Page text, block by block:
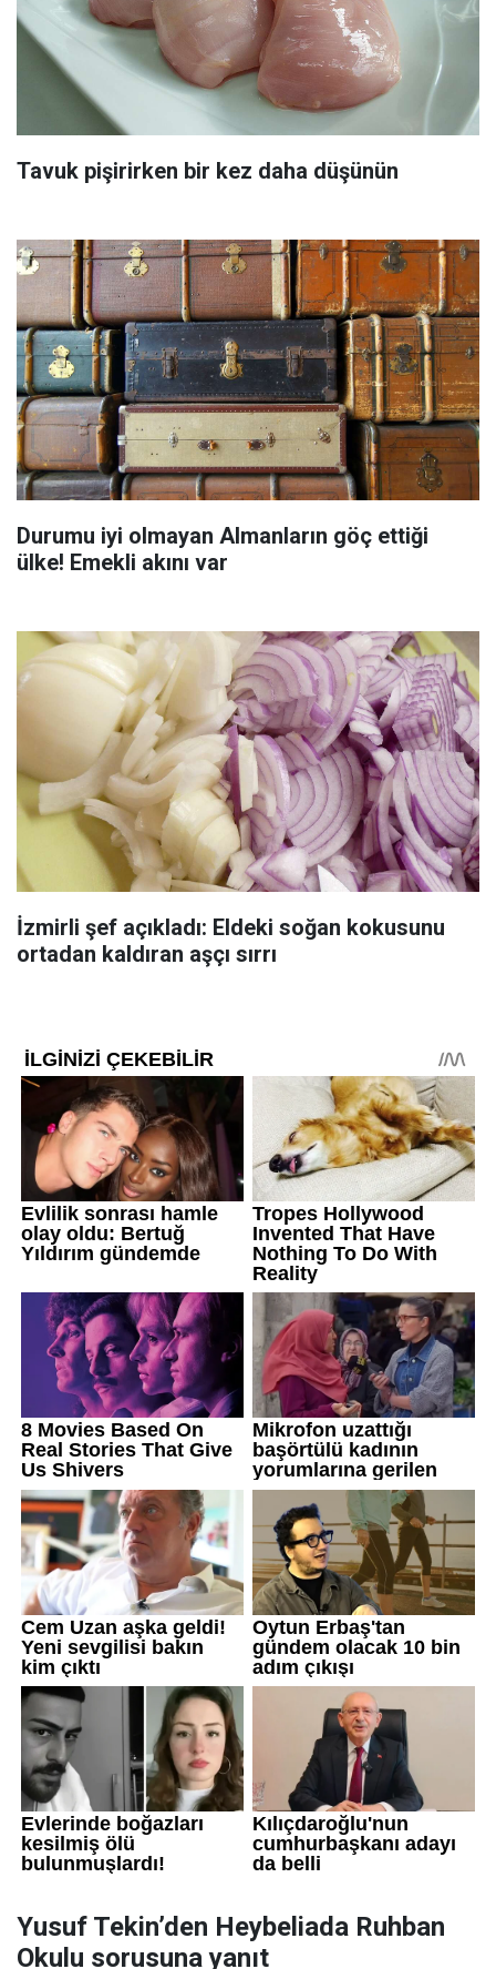
Tavuk pişirirken bir kez daha düşünün
Durumu iyi olmayan Almanların göç ettiği
ülke! Emekli akını var
İzmirli şef açıkladı: Eldeki soğan kokusunu
ortadan kaldıran aşçı sırrı
Yusuf Tekin’den Heybeliada Ruhban
Okulu sorusuna yanıt